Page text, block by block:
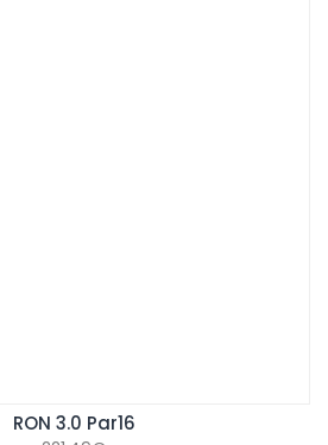
RON 3.0 Par16